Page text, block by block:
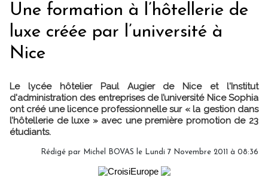
Une formation à l’hôtellerie de
luxe créée par l’université à
Nice
Le lycée hôtelier Paul Augier de Nice et l'Institut
d'administration des entreprises de l’université Nice Sophia
ont créé une licence professionnelle sur « la gestion dans
l’hôtellerie de luxe » avec une première promotion de 23
étudiants.
Rédigé par Michel BOVAS le Lundi 7 Novembre 2011 à 08:36